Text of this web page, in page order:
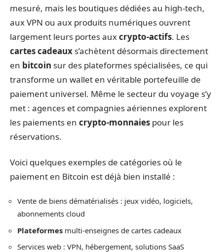
mesuré, mais les boutiques dédiées au high-tech,
aux VPN ou aux produits numériques ouvrent
largement leurs portes auxcrypto-actifs. Les
cartes cadeaux s’achètent désormais directement
en bitcoin sur des plateformes spécialisées, ce qui
transforme un wallet en véritable portefeuille de
paiement universel. Même le secteur du voyage s’y
met : agences et compagnies aériennes explorent
les paiements en crypto-monnaies pour les
réservations.
Voici quelques exemples de catégories où le
paiement en Bitcoin est déjà bien installé :
Vente de biens dématérialisés : jeux vidéo, logiciels,
abonnements cloud
Plateformes multi-enseignes de cartes cadeaux
Services web : VPN, hébergement, solutions SaaS